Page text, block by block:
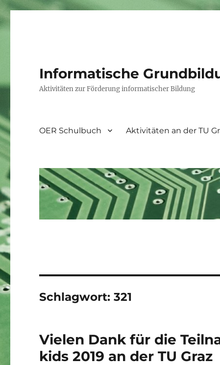
Informatische
Aktivitäten zur Förderung informatischer Bildung
OER Schulbuch Aktivitäten an der TU
Schlagwort:321
Vielen Dank für die
kids 2019 an der TU Graz